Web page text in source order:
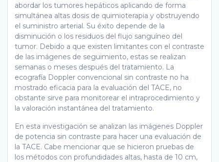
abordar los tumores hepáticos aplicando de forma
simultánea altas dosis de quimioterapia y obstruyendo
el suministro arterial. Su éxito depende de la
disminución o los residuos del flujo sanguíneo del
tumor. Debido a que existen limitantes con el contraste
de las imágenes de seguimiento, estas se realizan
semanas o meses después del tratamiento. La
ecografía Doppler convencional sin contraste no ha
mostrado eficacia para la evaluación del TACE, no
obstante sirve para monitorear el intraprocedimiento y
la valoración instantánea del tratamiento.
En esta investigación se analizan las imágenes Doppler
de potencia sin contraste para hacer una evaluación de
la TACE. Cabe mencionar que se hicieron pruebas de
los métodos con profundidades altas, hasta de 10 cm,